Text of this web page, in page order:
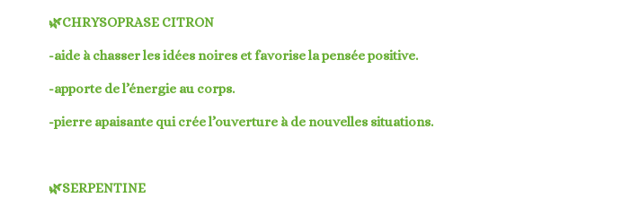
🌿CHRYSOPRASE CITRON
-aide à chasser les idées noires et favorise la pensée positive.
-apporte de l’énergie au corps.
-pierre apaisante qui crée l’ouverture à de nouvelles situations.
🌿SERPENTINE